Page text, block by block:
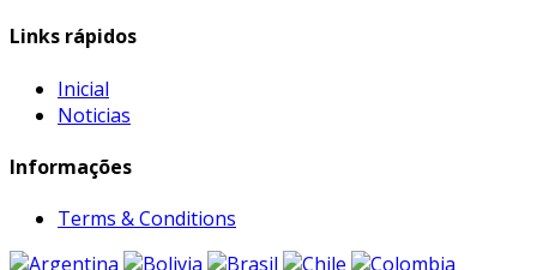
Links rápidos
Inicial
Noticias
Informações
Terms & Conditions